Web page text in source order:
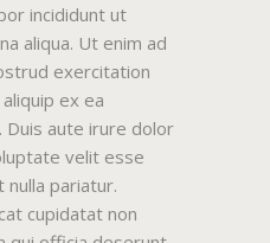
incididunt ut
aliqua. Ut enim ad
exercitation
ex ea
Duis aute irure dolor
velit esse
nulla pariatur.
cupidatat non